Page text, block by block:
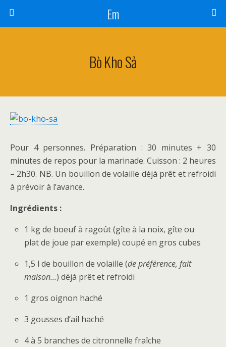
Em
Bò Kho Sả
Pour 4 personnes. Préparation : 30 minutes + 30
minutes de repos pour la marinade. Cuisson : 2 heures
– 2h30. NB. Un bouillon de volaille déjà prêt et refroidi
à prévoir à l’avance.
Ingrédients :
1 kg de boeuf à ragoût (gîte à la noix, gîte ou
plat de joue par exemple) coupé en gros cubes
1,5 l de bouillon de volaille (de préférence, fait
maison…) déjà prêt et refroidi
1 gros oignon haché
3 gousses d’ail haché
4 à 5 branches de citronnelle fraîche